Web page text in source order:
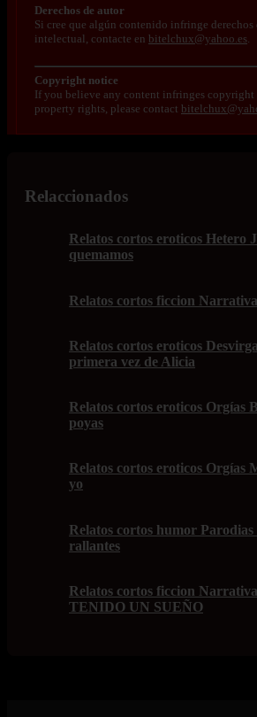
Derechos de autor
Si cree que algún contenido infringe derechos
intelectual, contacte en bitelchux@yahoo.es
Copyright notice
If you believe any content infringes
property rights, please contact
Relaccionados
Relatos cortos eroticos Hetero
quemamos
Relatos cortos ficcion
Relatos cortos eroticos
primera vez de Alicia
Relatos cortos eroticos Orgías
poyas
Relatos cortos eroticos Orgías
yo
Relatos cortos humor Parodias
rallantes
Relatos cortos ficcion
TENIDO UN SUEÑO